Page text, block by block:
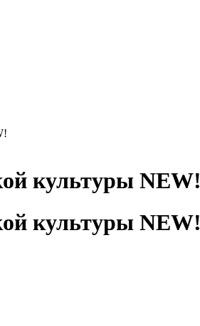
культуры NEW!
культуры NEW!